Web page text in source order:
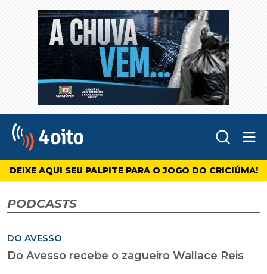
4oito
DEIXE AQUI SEU PALPITE PARA O JOGO DO CRICIÚMA!
PODCASTS
DO AVESSO
Do Avesso recebe o zagueiro Wallace Reis